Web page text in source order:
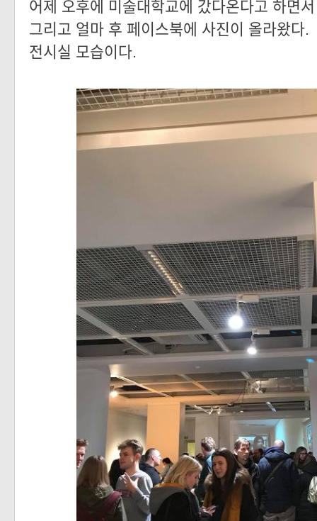
어제 오후에 미술대학교에 갔다온다고 하면
그리고 얼마 후 페이스북에 사진이 올라왔다.
전시실 모습이다.